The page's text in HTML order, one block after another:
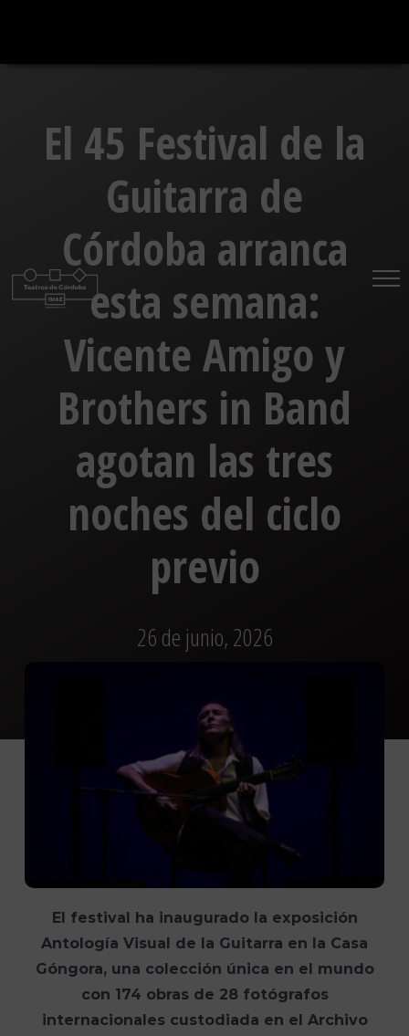
contenido
El 45 Festival de la
Guitarra de
Córdoba arranca
esta semana:
Vicente Amigo y
Brothers in Band
agotan las tres
noches del ciclo
previo
26 de junio, 2026
El festival ha inaugurado la exposición
Antología Visual de la Guitarra en la Casa
Góngora, una colección única en el mundo
con 174 obras de 28 fotógrafos
internacionales custodiada en el Archivo